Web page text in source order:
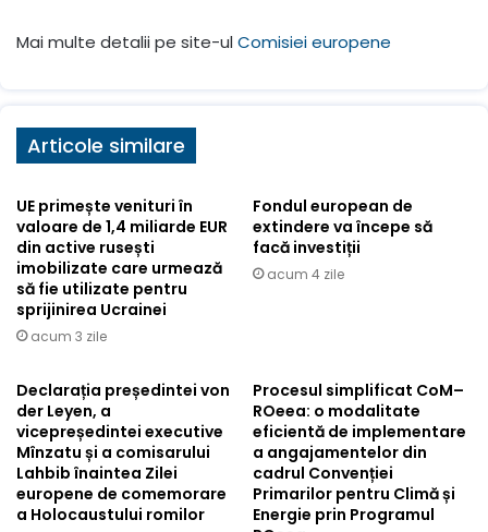
Mai multe detalii pe site-ulComisiei europene
Articole similare
UE primește venituri în
valoare de 1,4 miliarde EUR
din active rusești
imobilizate care urmează
să fie utilizate pentru
sprijinirea Ucrainei
acum 3 zile
Fondul european de
extindere va începe să
facă investiții
acum 4 zile
Declarația președintei von
der Leyen, a
vicepreședintei executive
Mînzatu și a comisarului
Lahbib înaintea Zilei
europene de comemorare
a Holocaustului romilor
Procesul simplificat CoM–
ROeea: o modalitate
eficientă de implementare
a angajamentelor din
cadrul Convenției
Primarilor pentru Climă și
Energie prin Programul